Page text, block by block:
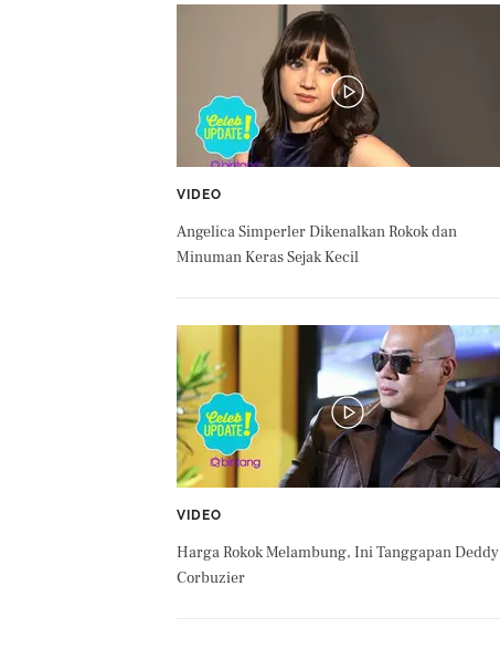
VIDEO
Angelica Simperler Dikenalkan Rokok dan
Minuman Keras Sejak Kecil
VIDEO
Harga Rokok Melambung, Ini Tanggapan Deddy
Corbuzier